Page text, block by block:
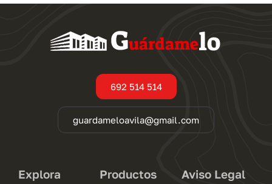
pueden
en
la
página
de
692 514 514
guardameloavila@gmail.com
Explora Productos Aviso Legal